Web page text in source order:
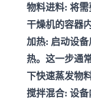
物料进料: 将需
干燥机的容器内
加热: 启动设
热。这一步通
下快速蒸发物
搅拌混合: 设备